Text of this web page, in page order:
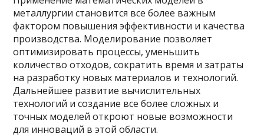
металлургии становится все более важным
фактором повышения эффективности и качества
производства. Моделирование позволяет
оптимизировать процессы, уменьшить
количество отходов, сократить время и затраты
на разработку новых материалов и технологий.
Дальнейшее развитие вычислительных
технологий и создание все более сложных и
точных моделей откроют новые возможности
для инноваций в этой области.